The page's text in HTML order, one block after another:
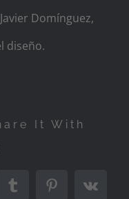
Domínguez,
diseño.
It With
TumblrPinterest
Vk